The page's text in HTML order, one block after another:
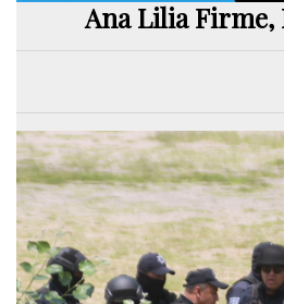
Ana Lilia Firme,